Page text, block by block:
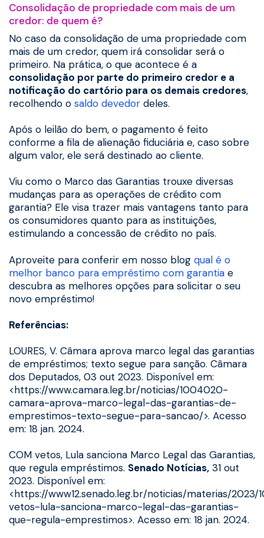
Consolidação de propriedade com mais de um
credor: de quem é?
No caso da consolidação de uma propriedade com
mais de um credor, quem irá consolidar será o
primeiro. Na prática, o que acontece é a
consolidação por parte do primeiro credor e a
notificação do cartório para os demais credores,
recolhendo o saldo devedor deles.
Após o leilão do bem, o pagamento é feito
conforme a fila de alienação fiduciária e, caso sobre
algum valor, ele será destinado ao cliente.
Viu como o Marco das Garantias trouxe diversas
mudanças para as operações de crédito com
garantia? Ele visa trazer mais vantagens tanto para
os consumidores quanto para as instituições,
estimulando a concessão de crédito no país.
Aproveite para conferir em nosso blog qual é o
melhor banco para empréstimo com garantia e
descubra as melhores opções para solicitar o seu
novo empréstimo!
Referências:
LOURES, V. Câmara aprova marco legal das garantias
de empréstimos; texto segue para sanção. Câmara
dos Deputados, 03 out 2023. Disponível em:
<https://www.camara.leg.br/noticias/1004020-
camara-aprova-marco-legal-das-garantias-de-
emprestimos-texto-segue-para-sancao/>. Acesso
em: 18 jan. 2024.
COM vetos, Lula sanciona Marco Legal das Garantias,
que regula empréstimos. Senado Notícias, 31 out
2023. Disponível em:
<https://www12.senado.leg.br/noticias/materias/2023/
vetos-lula-sanciona-marco-legal-das-garantias-
que-regula-emprestimos>. Acesso em: 18 jan. 2024.